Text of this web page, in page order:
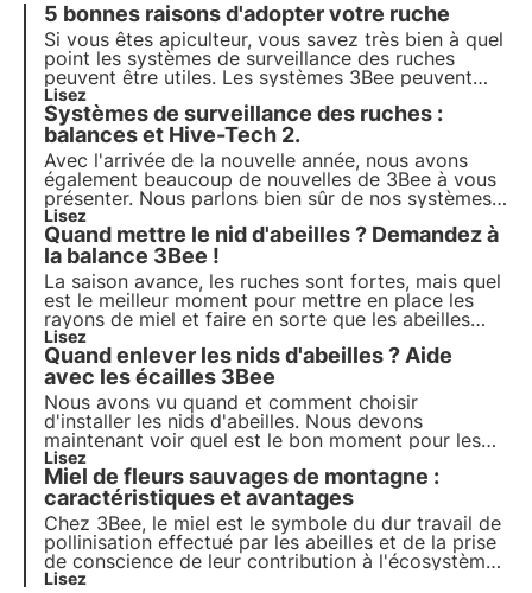
5 bonnes raisons d'adopter votre ruche
Si vous êtes apiculteur, vous savez très bien à quel
point les systèmes de surveillance des ruches
peuvent être utiles. Les systèmes 3Bee peuvent
également s'avérer être un excellent moyen
d'augmenter la vente de votre miel. Découvrez
cinq raisons de faire adopter votre ruche !
Lisez
Systèmes de surveillance des ruches :
balances et Hive-Tech 2.
Avec l'arrivée de la nouvelle année, nous avons
également beaucoup de nouvelles de 3Bee à vous
présenter. Nous parlons bien sûr de nos systèmes
de surveillance des ruches. Nous avons travaillé
dur pour pouvoir offrir un produit réellement
compétitif, facile à utiliser et capable d'aider
l'apiculture.
Lisez
Quand mettre le nid d'abeilles ? Demandez à
la balance 3Bee !
La saison avance, les ruches sont fortes, mais quel
est le meilleur moment pour mettre en place les
rayons de miel et faire en sorte que les abeilles
pondent du miel immédiatement ? Cette question
et bien d'autres informations sont disponibles sur
l'échelle 3Bee Hive-Tech !
Lisez
Quand enlever les nids d'abeilles ? Aide
avec les écailles 3Bee
Nous avons vu quand et comment choisir
d'installer les nids d'abeilles. Nous devons
maintenant voir quel est le bon moment pour les
enlever. Quand enlever les nids d'abeilles ? Aidé
par les balances et les systèmes de surveillance
3Bee ?
Lisez
Miel de fleurs sauvages de montagne :
caractéristiques et avantages
Chez 3Bee, le miel est le symbole du dur travail de
pollinisation effectué par les abeilles et de la prise
de conscience de leur contribution à l'écosystème.
Nos projets soutiennent la biodiversité et, par
Lisez